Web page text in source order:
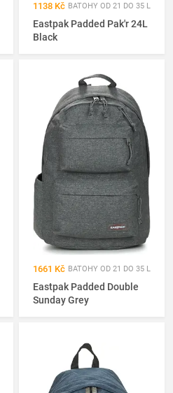
1138 Kč BATOHY OD 21 DO 35 L
Eastpak Padded Pak'r 24L
Black
1661 Kč BATOHY OD 21 DO 35 L
Eastpak Padded Double
Sunday Grey